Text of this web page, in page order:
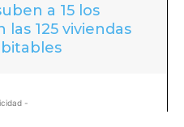
a 15 los
las 125 viviendas
-